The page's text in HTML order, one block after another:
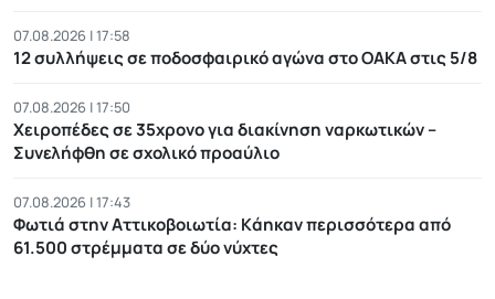
07.08.2026 | 17:58
12 συλλήψεις σε ποδοσφαιρικό αγώνα στο ΟΑΚΑ στις 5/8
07.08.2026 | 17:50
Χειροπέδες σε 35χρονο για διακίνηση ναρκωτικών –
Συνελήφθη σε σχολικό προαύλιο
07.08.2026 | 17:43
Φωτιά στην Αττικοβοιωτία: Kάηκαν περισσότερα από
61.500 στρέμματα σε δύο νύχτες